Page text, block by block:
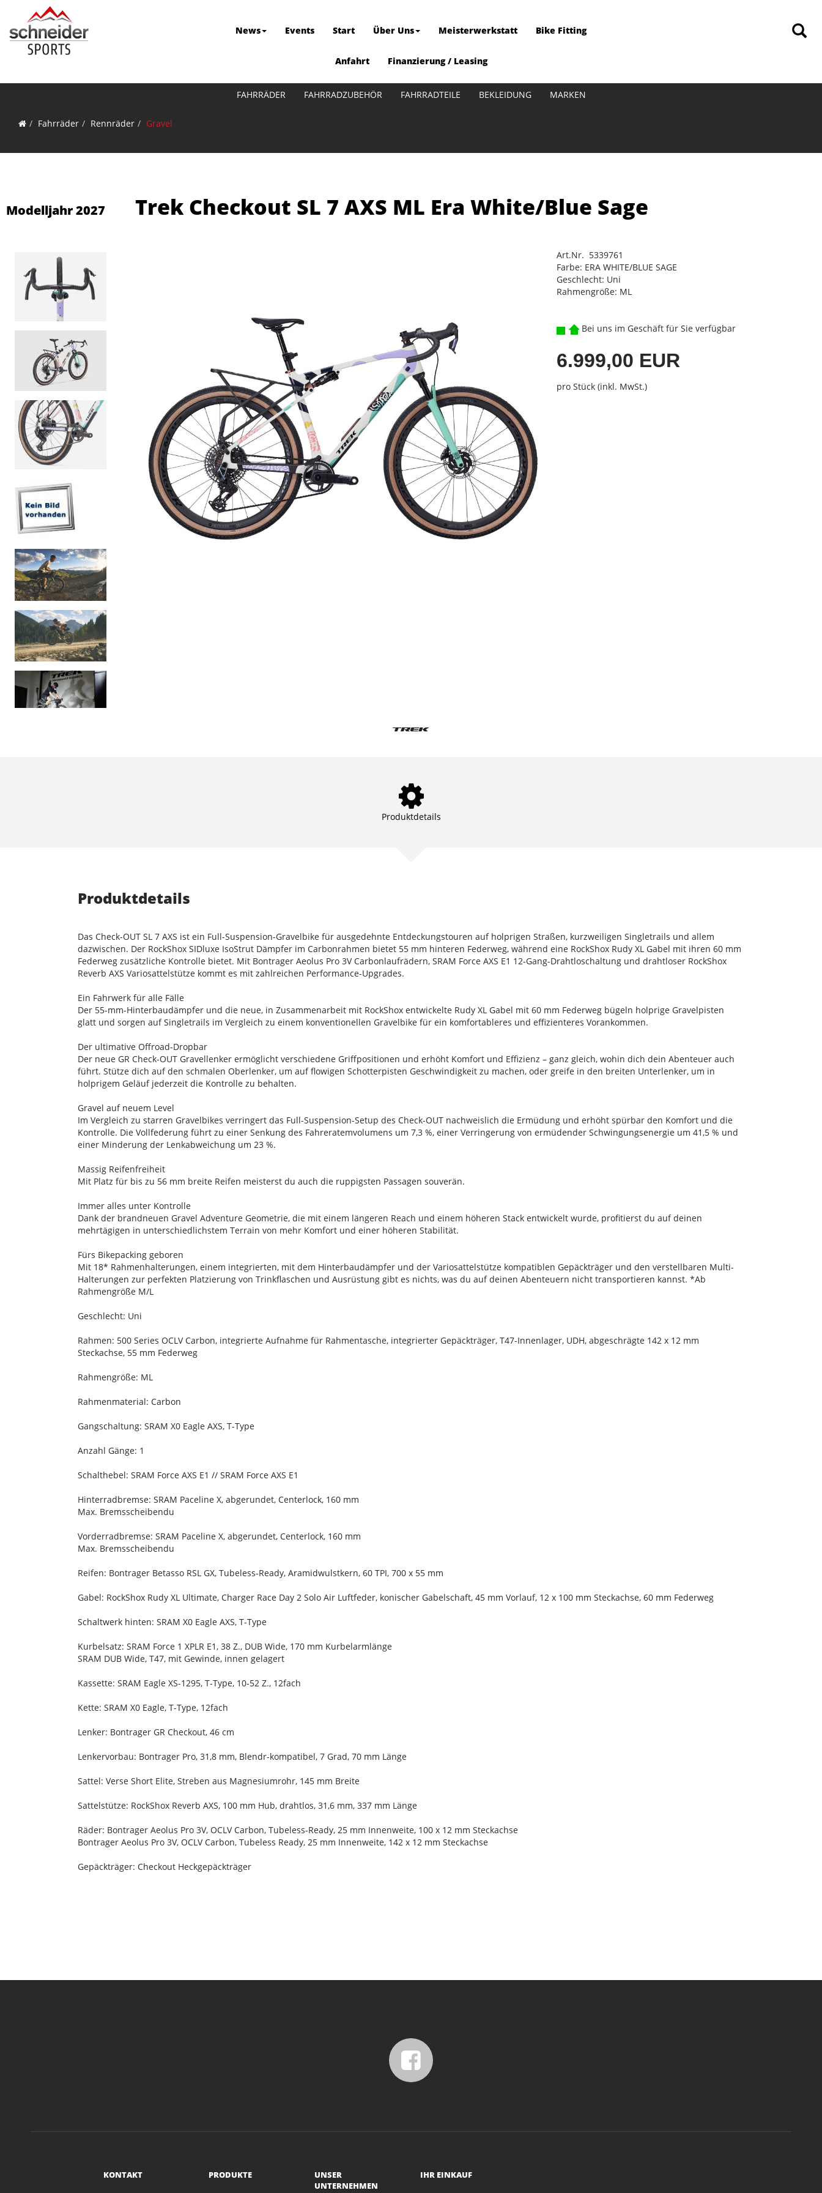
News Events Start Über Uns Meisterwerkstatt Bike Fitting
Anfahrt Finanzierung / Leasing
FAHRRÄDER FAHRRADZUBEHÖR FAHRRADTEILE BEKLEIDUNG MARKEN
Fahrräder Rennräder Gravel
Modelljahr 2027 Trek Checkout SL 7 AXS ML Era White/Blue Sage
Art.Nr. 5339761
Farbe: ERA WHITE/BLUE SAGE
Geschlecht: Uni
Rahmengröße: ML
Bei uns im Geschäft für Sie verfügbar
6.999,00 EUR
pro Stück (inkl. MwSt.)
Produktdetails
Produktdetails
Das Check-OUT SL 7 AXS ist ein Full-Suspension-Gravelbike für ausgedehnte Entdeckungstouren auf holprigen Straßen, kurzweiligen Singletrails und allem
dazwischen. Der RockShox SIDluxe IsoStrut Dämpfer im Carbonrahmen bietet 55 mm hinteren Federweg, während eine RockShox Rudy XL Gabel mit ihren 60 mm
Federweg zusätzliche Kontrolle bietet. Mit Bontrager Aeolus Pro 3V Carbonlaufrädern, SRAM Force AXS E1 12-Gang-Drahtloschaltung und drahtloser RockShox
Reverb AXS Variosattelstütze kommt es mit zahlreichen Performance-Upgrades.
Ein Fahrwerk für alle Fälle
Der 55-mm-Hinterbaudämpfer und die neue, in Zusammenarbeit mit RockShox entwickelte Rudy XL Gabel mit 60 mm Federweg bügeln holprige Gravelpisten
glatt und sorgen auf Singletrails im Vergleich zu einem konventionellen Gravelbike für ein komfortableres und effizienteres Vorankommen.
Der ultimative Offroad-Dropbar
Der neue GR Check-OUT Gravellenker ermöglicht verschiedene Griffpositionen und erhöht Komfort und Effizienz – ganz gleich, wohin dich dein Abenteuer auch
führt. Stütze dich auf den schmalen Oberlenker, um auf flowigen Schotterpisten Geschwindigkeit zu machen, oder greife in den breiten Unterlenker, um in
holprigem Geläuf jederzeit die Kontrolle zu behalten.
Gravel auf neuem Level
Im Vergleich zu starren Gravelbikes verringert das Full-Suspension-Setup des Check-OUT nachweislich die Ermüdung und erhöht spürbar den Komfort und die
Kontrolle. Die Vollfederung führt zu einer Senkung des Fahreratemvolumens um 7,3 %, einer Verringerung von ermüdender Schwingungsenergie um 41,5 % und
einer Minderung der Lenkabweichung um 23 %.
Massig Reifenfreiheit
Mit Platz für bis zu 56 mm breite Reifen meisterst du auch die ruppigsten Passagen souverän.
Immer alles unter Kontrolle
Dank der brandneuen Gravel Adventure Geometrie, die mit einem längeren Reach und einem höheren Stack entwickelt wurde, profitierst du auf deinen
mehrtägigen in unterschiedlichstem Terrain von mehr Komfort und einer höheren Stabilität.
Fürs Bikepacking geboren
Mit 18* Rahmenhalterungen, einem integrierten, mit dem Hinterbaudämpfer und der Variosattelstütze kompatiblen Gepäckträger und den verstellbaren Multi-
Halterungen zur perfekten Platzierung von Trinkflaschen und Ausrüstung gibt es nichts, was du auf deinen Abenteuern nicht transportieren kannst. *Ab
Rahmengröße M/L
Geschlecht: Uni
Rahmen: 500 Series OCLV Carbon, integrierte Aufnahme für Rahmentasche, integrierter Gepäckträger, T47-Innenlager, UDH, abgeschrägte 142 x 12 mm
Steckachse, 55 mm Federweg
Rahmengröße: ML
Rahmenmaterial: Carbon
Gangschaltung: SRAM X0 Eagle AXS, T-Type
Anzahl Gänge: 1
Schalthebel: SRAM Force AXS E1 // SRAM Force AXS E1
Hinterradbremse: SRAM Paceline X, abgerundet, Centerlock, 160 mm
Max. Bremsscheibendu
Vorderradbremse: SRAM Paceline X, abgerundet, Centerlock, 160 mm
Max. Bremsscheibendu
Reifen: Bontrager Betasso RSL GX, Tubeless-Ready, Aramidwulstkern, 60 TPI, 700 x 55 mm
Gabel: RockShox Rudy XL Ultimate, Charger Race Day 2 Solo Air Luftfeder, konischer Gabelschaft, 45 mm Vorlauf, 12 x 100 mm Steckachse, 60 mm Federweg
Schaltwerk hinten: SRAM X0 Eagle AXS, T-Type
Kurbelsatz: SRAM Force 1 XPLR E1, 38 Z., DUB Wide, 170 mm Kurbelarmlänge
SRAM DUB Wide, T47, mit Gewinde, innen gelagert
Kassette: SRAM Eagle XS-1295, T-Type, 10-52 Z., 12fach
Kette: SRAM X0 Eagle, T-Type, 12fach
Lenker: Bontrager GR Checkout, 46 cm
Lenkervorbau: Bontrager Pro, 31,8 mm, Blendr-kompatibel, 7 Grad, 70 mm Länge
Sattel: Verse Short Elite, Streben aus Magnesiumrohr, 145 mm Breite
Sattelstütze: RockShox Reverb AXS, 100 mm Hub, drahtlos, 31,6 mm, 337 mm Länge
Räder: Bontrager Aeolus Pro 3V, OCLV Carbon, Tubeless-Ready, 25 mm Innenweite, 100 x 12 mm Steckachse
Bontrager Aeolus Pro 3V, OCLV Carbon, Tubeless Ready, 25 mm Innenweite, 142 x 12 mm Steckachse
Gepäckträger: Checkout Heckgepäckträger
KONTAKT PRODUKTE
UNSER
UNTERNEHMEN
IHR EINKAUF